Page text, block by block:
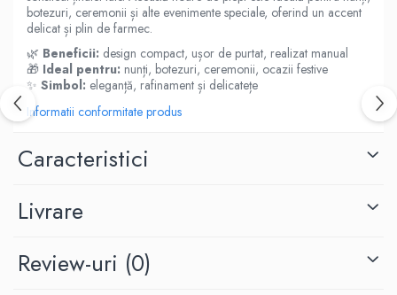
botezuri, ceremonii și alte evenimente speciale, oferind un accent
delicat și plin de farmec.
🌿 Beneficii: design compact, ușor de purtat, realizat manual
🎁 Ideal pentru: nunți, botezuri, ceremonii, ocazii festive
✨ Simbol: eleganță, rafinament și delicatețe
Informatii conformitate produs
Caracteristici
Livrare
Review-uri (0)